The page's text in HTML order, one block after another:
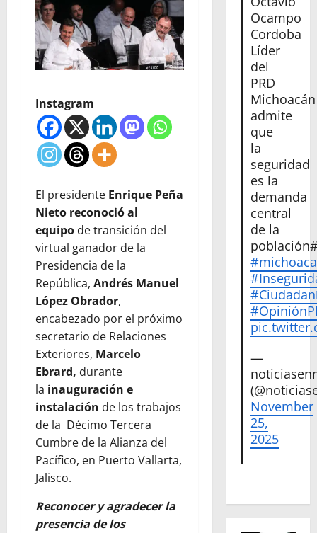
Instagram
El presidente Enrique Peña
Nieto reconoció al
equipo de transición del
virtual ganador de la
Presidencia de la
República, Andrés Manuel
López Obrador,
encabezado por el próximo
secretario de Relaciones
Exteriores, Marcelo
Ebrard, durante
la inauguración e
instalación de los trabajos
de la Décimo Tercera
Cumbre de la Alianza del
Pacífico, en Puerto Vallarta,
Jalisco.
Reconocer y agradecer la
presencia de los
Ocampo
Cordoba
Líder
del
PRD
Michoacán
admite
que
la
seguridad
es la
demanda
central
de la
—
November
25,
2025